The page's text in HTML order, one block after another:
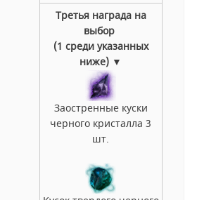
Третья награда на
выбор
(1 среди указанных
ниже) ▼
Заостренные куски
черного кристалла 3
шт.